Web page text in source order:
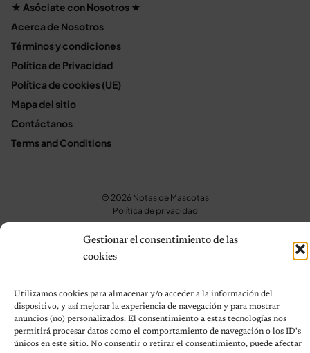
Gestionar el consentimiento de las
cookies
Utilizamos cookies para almacenar y/o acceder a la información del
dispositivo, y así mejorar la experiencia de navegación y para mostrar
anuncios (no) personalizados. El consentimiento a estas tecnologías nos
permitirá procesar datos como el comportamiento de navegación o los ID's
únicos en este sitio. No consentir o retirar el consentimiento, puede afectar
★ Asóciate con Nosotros ★
Acerca de Nosotros
Términos y condiciones
Política de Privacidad
Política de cookies (UE)
Mapa del sitio
Contáctanos
Terms and Conditions
© 2026 Notas de Mascotas
Política de privacidad